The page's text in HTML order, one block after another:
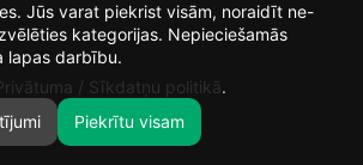
0
20
MIN.
35
Jūs varat piekrist visām, noraidīt ne-
kategorijas. Nepieciešamās
lapas darbību.
/ Sīkdatņu politikā.
Piekrītu visam